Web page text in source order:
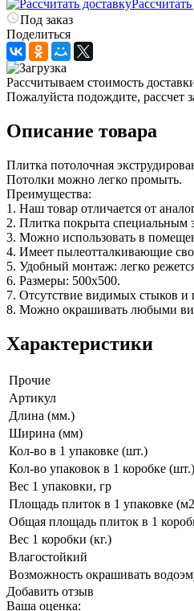
Под заказ
Поделиться
Рассчитываем стоимость
Пожалуйста подождите, рассчет
Описание товара
Плитка потолочная
Потолки можно легко промыть.
Преимущества:
1. Наш товар отличается от
2. Плитка покрыта специальным
3. Можно использовать в
4. Имеет пылеотталкивающие
5. Удобный монтаж: легко
6. Размеры: 500х500.
7. Отсутствие видимых стыков и
8. Можно окрашивать любыми
Характеристики
Прочие
Артикул
Длина (мм.)
Ширина (мм)
Кол-во в 1 упаковке (шт.)
Кол-во упаковок в 1 коробке (шт.)
Вес 1 упаковки, гр
Площадь плиток в 1 упаковке
Общая площадь плиток в 1
Вес 1 коробки (кг.)
Влагостойкий
Возможность окрашивать
Добавить отзыв
Ваша оценка: